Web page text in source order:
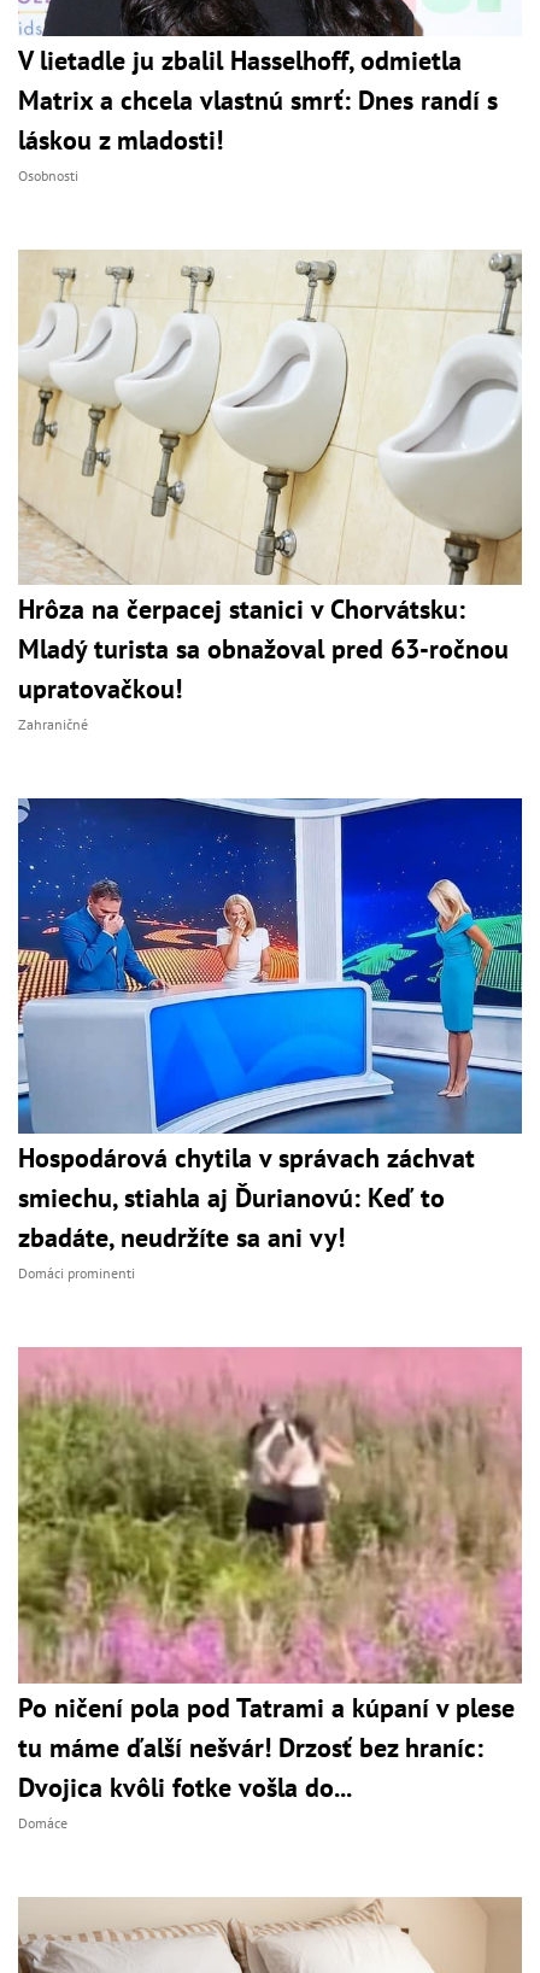
V lietadle ju zbalil Hasselhoff, odmietla
Matrix a chcela vlastnú smrť: Dnes randí s
láskou z mladosti!
Osobnosti
Hrôza na čerpacej stanici v Chorvátsku:
Mladý turista sa obnažoval pred 63-ročnou
upratovačkou!
Zahraničné
Hospodárová chytila v správach záchvat
smiechu, stiahla aj Ďurianovú: Keď to
zbadáte, neudržíte sa ani vy!
Domáci prominenti
Po ničení pola pod Tatrami a kúpaní v plese
tu máme ďalší nešvár! Drzosť bez hraníc:
Dvojica kvôli fotke vošla do...
Domáce